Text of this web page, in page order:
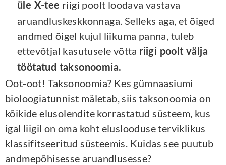
üle X-tee riigi poolt loodava vastava
aruandluskeskkonnaga. Selleks aga, et õiged
andmed õigel kujul liikuma panna, tuleb
ettevõtjal kasutusele võtta riigi poolt välja
töötatud taksonoomia.
Oot-oot! Taksonoomia? Kes gümnaasiumi
bioloogiatunnist mäletab, siis taksonoomia on
kõikide elusolendite korrastatud süsteem, kus
igal liigil on oma koht eluslooduse terviklikus
klassifitseeritud süsteemis. Kuidas see puutub
andmepõhisesse aruandlusesse?